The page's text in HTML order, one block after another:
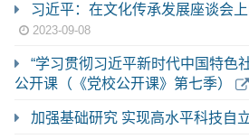
习近平：在文化传承发展座谈会
2023-09-08
“学习贯彻习近平新时代中国特色
公开课（《党校公开课》第七季）
加强基础研究 实现高水平科技自